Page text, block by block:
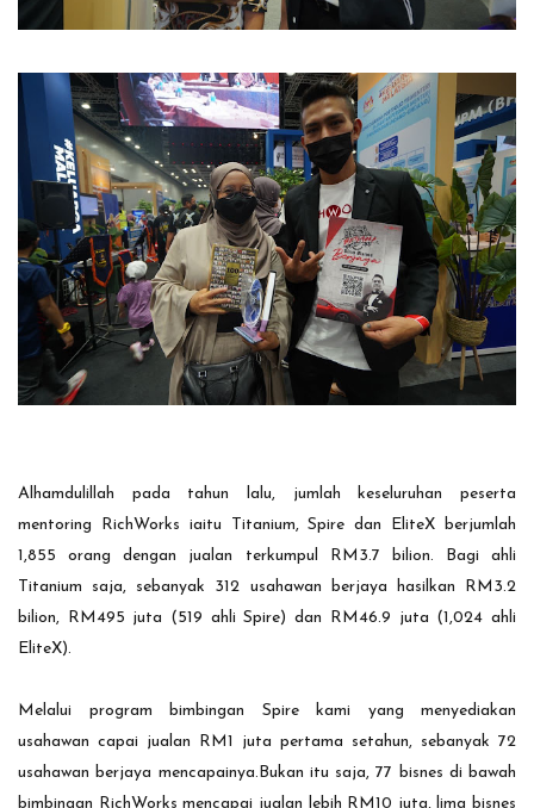
Alhamdulillah pada tahun lalu, jumlah keseluruhan peserta
mentoring RichWorks iaitu Titanium, Spire dan EliteX berjumlah
1,855 orang dengan jualan terkumpul RM3.7 bilion. Bagi ahli
Titanium saja, sebanyak 312 usahawan berjaya hasilkan RM3.2
bilion, RM495 juta (519 ahli Spire) dan RM46.9 juta (1,024 ahli
EliteX).
Melalui program bimbingan Spire kami yang menyediakan
usahawan capai jualan RM1 juta pertama setahun, sebanyak 72
usahawan berjaya mencapainya.Bukan itu saja, 77 bisnes di bawah
bimbingan RichWorks mencapai jualan lebih RM10 juta, lima bisnes